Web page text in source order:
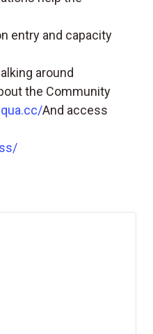
entry and capacity
around
the Community
And access